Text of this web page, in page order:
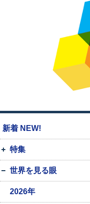
新着 NEW!
特集
世界を見る眼
2026年